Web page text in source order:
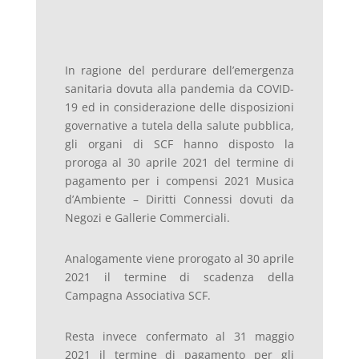
In ragione del perdurare dell’emergenza
sanitaria dovuta alla pandemia da COVID-
19 ed in considerazione delle disposizioni
governative a tutela della salute pubblica,
gli organi di SCF hanno disposto la
proroga al 30 aprile 2021 del termine di
pagamento per i compensi 2021 Musica
d’Ambiente – Diritti Connessi dovuti da
Negozi e Gallerie Commerciali.
Analogamente viene prorogato al 30 aprile
2021 il termine di scadenza della
Campagna Associativa SCF.
Resta invece confermato al 31 maggio
2021 il termine di pagamento per gli